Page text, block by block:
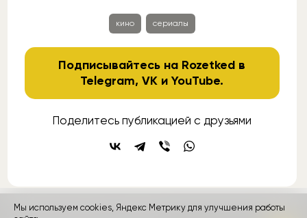
кино сериалы
Подписывайтесь на Rozetked в
Telegram,VK иYouTube.
Поделитесь публикацией с друзьями
Мы используем cookies, Яндекс Метрику для улучшения работы